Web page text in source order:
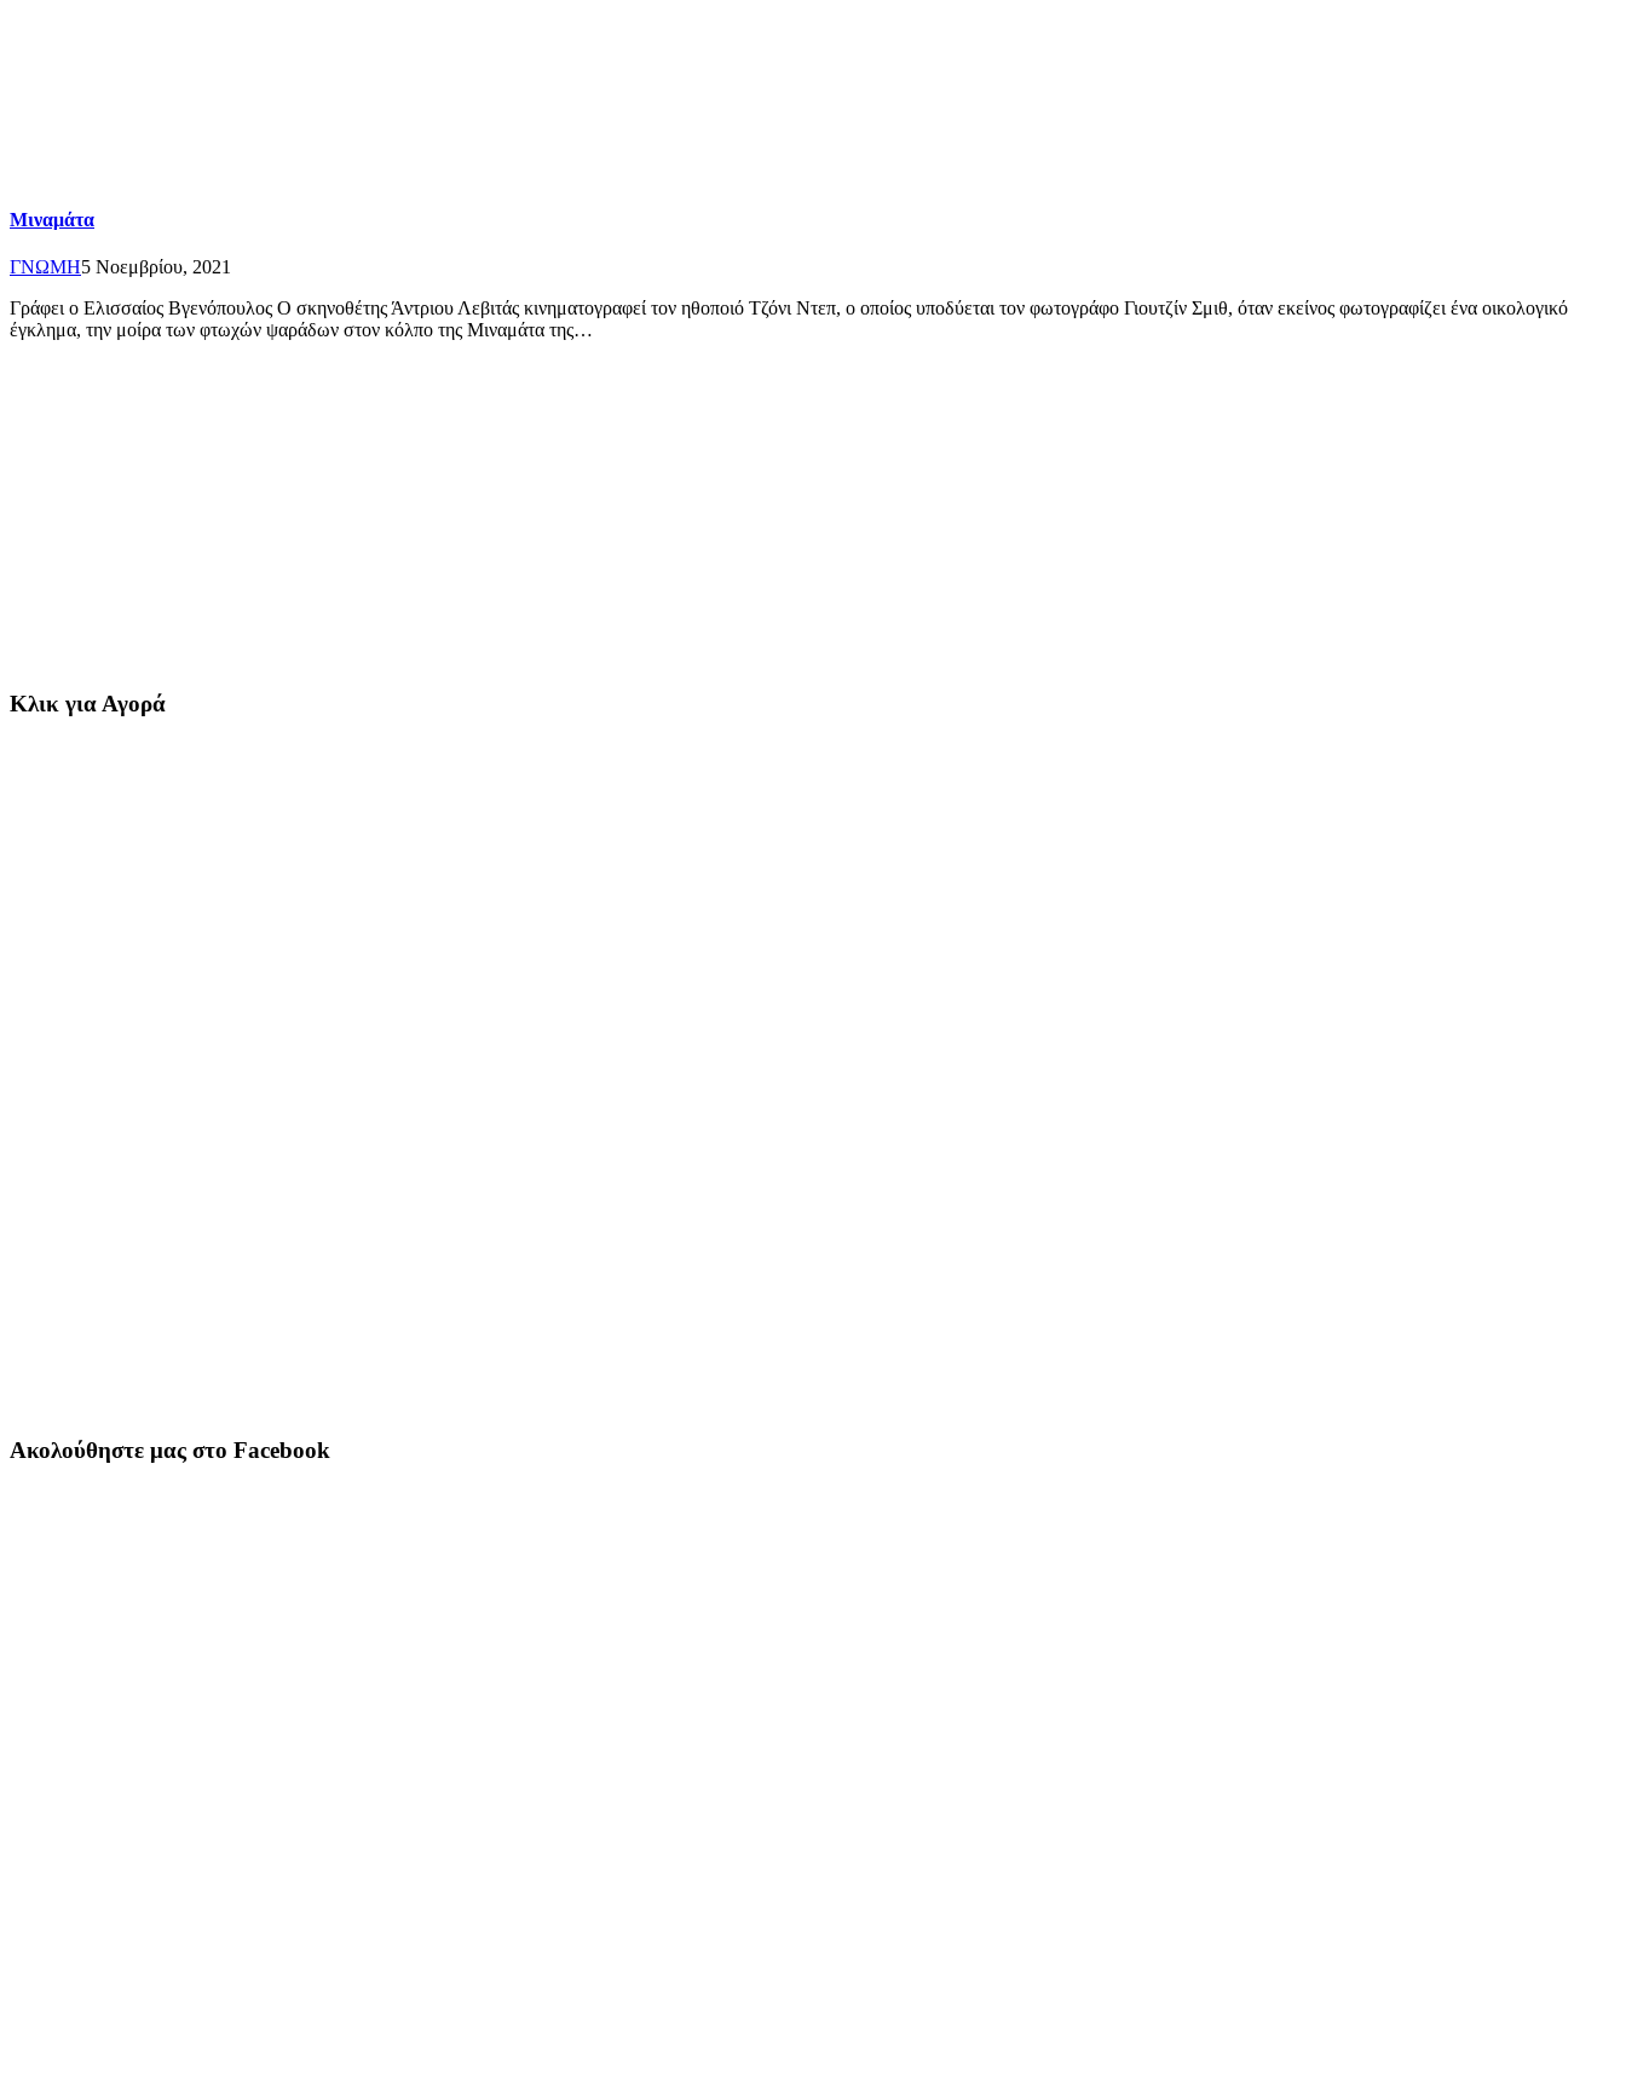
Μιναμάτα
ΓΝΩΜΗ5 Νοεμβρίου, 2021
Γράφει ο Ελισσαίος Βγενόπουλος Ο σκηνοθέτης Άντριου Λεβιτάς κινηματογραφεί τον ηθοποιό Τζόνι Ντεπ, ο οποίος υποδύεται τον φωτογράφο Γιουτζίν Σμιθ, όταν εκείνος φωτογραφίζει ένα οικολογικό
έγκλημα, την μοίρα των φτωχών ψαράδων στον κόλπο της Μιναμάτα της…
Κλικ για Αγορά
Ακολούθηστε μας στο Facebook